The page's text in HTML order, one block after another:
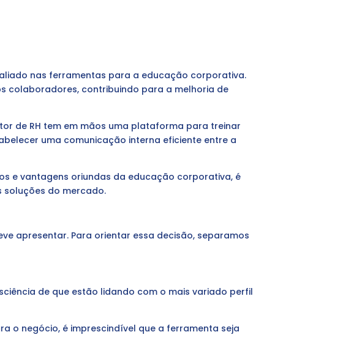
nas ferramentas para a educação corporativa.
colaboradores, contribuindo para a melhoria de
de RH tem em mãos uma plataforma para treinar
uma comunicação interna eficiente entre a
e vantagens oriundas da educação corporativa, é
do mercado.
apresentar. Para orientar essa decisão, separamos
de que estão lidando com o mais variado perfil
o negócio, é imprescindível que a ferramenta seja